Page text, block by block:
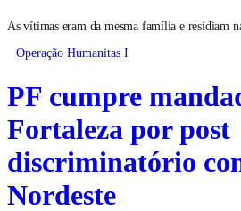
As vítimas eram da mesma família e residiam
Operação Humanitas I
PF cumpre
Fortaleza por post
discriminatório
Nordeste